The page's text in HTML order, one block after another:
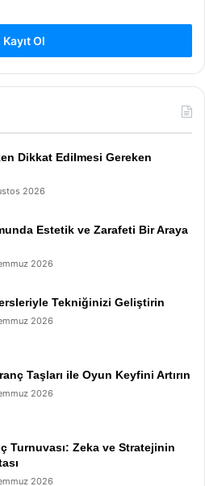
Kayıt Ol
Dikkat Edilmesi Gereken
2026
Estetik ve Zarafeti Bir Araya
2026
Tekniğinizi Geliştirin
2026
Taşları ile Oyun Keyfini Artırın
2026
Turnuvası: Zeka ve Stratejinin
2026